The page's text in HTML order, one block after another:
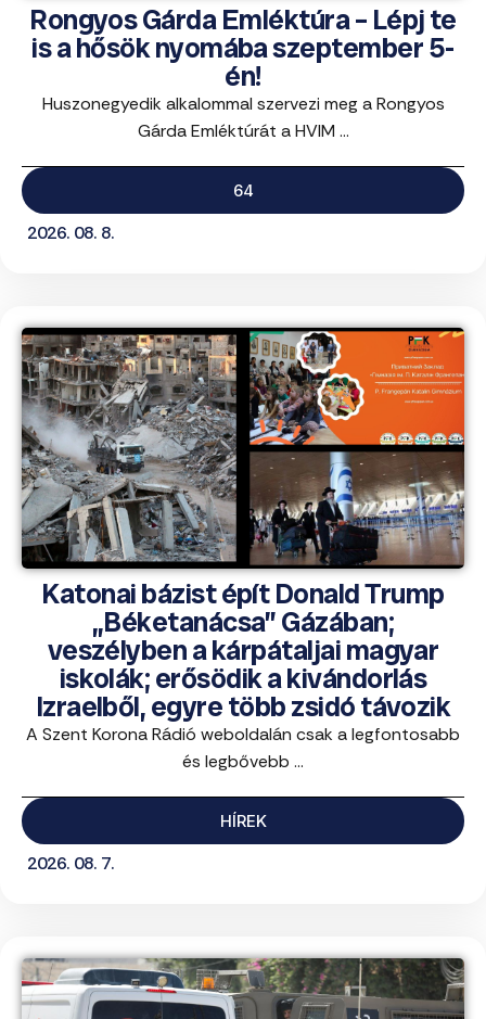
Rongyos Gárda Emléktúra – Lépj te
is a hősök nyomába szeptember 5-
én!
Huszonegyedik alkalommal szervezi meg a Rongyos
Gárda Emléktúrát a HVIM ...
64
2026. 08. 8.
Katonai bázist épít Donald Trump
„Béketanácsa” Gázában;
veszélyben a kárpátaljai magyar
iskolák; erősödik a kivándorlás
Izraelből, egyre több zsidó távozik
A Szent Korona Rádió weboldalán csak a legfontosabb
és legbővebb ...
HÍREK
2026. 08. 7.